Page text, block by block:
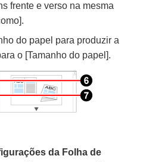
frente e verso na mesma
do papel para produzir a
o [Tamanho do papel].
da Folha de